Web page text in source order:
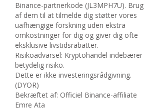
Binance-partnerkode (JL3MPH7U). Brug
af dem til at tilmelde dig støtter vores
uafhængige forskning uden ekstra
omkostninger for dig og giver dig ofte
eksklusive livstidsrabatter.
Risikoadvarsel: Kryptohandel indebærer
betydelig risiko.
Dette er ikke investeringsrådgivning.
(DYOR)
Bekræftet af: Officiel Binance-affiliate
Emre Ata